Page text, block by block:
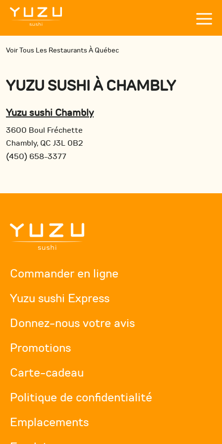
Voir Tous Les Restaurants À Québec
YUZU SUSHIÀCHAMBLY
Yuzu sushi Chambly
3600 Boul Fréchette
Chambly, QC J3L 0B2
(450) 658-3377
Commander en ligne
Yuzu sushi Express
Donnez-nous votre avis
Promotions
Carte-cadeau
Politique de confidentialité
Emplacements